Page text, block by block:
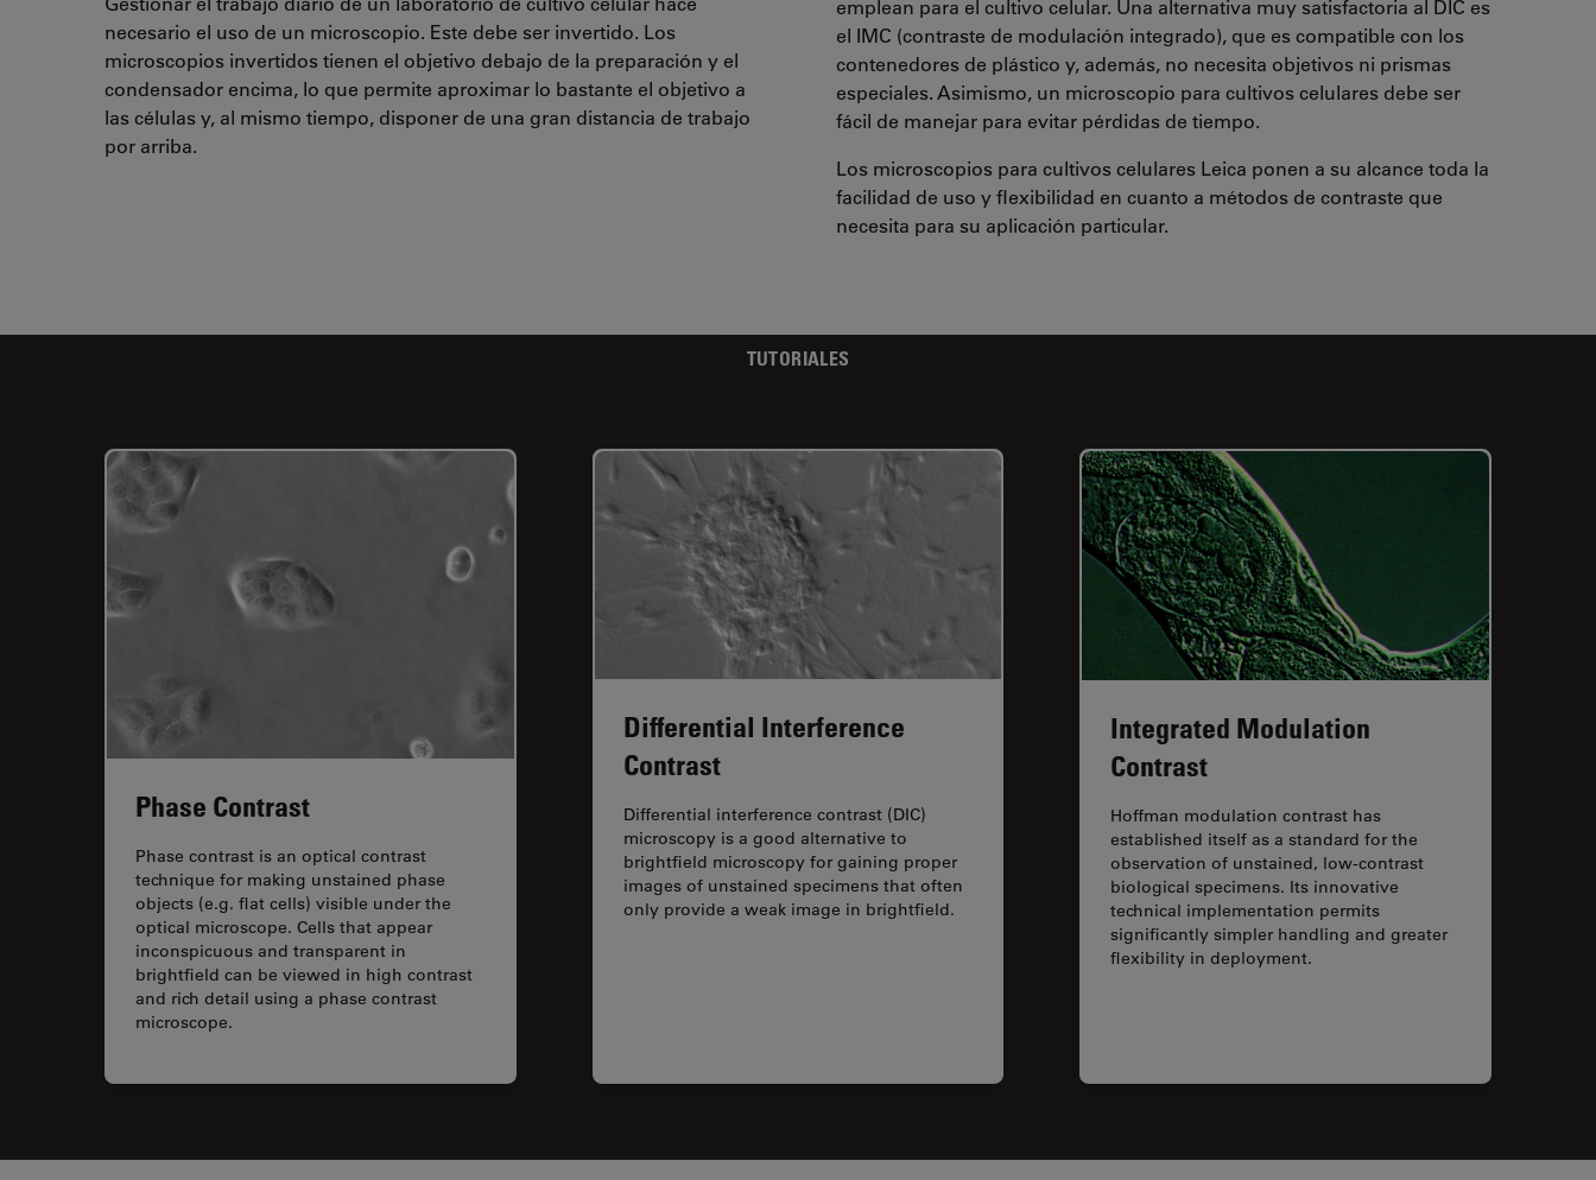
necesario el uso de un microscopio. Este debe ser invertido. Los
microscopios invertidos tienen el objetivo debajo de la preparación y el
condensador encima, lo que permite aproximar lo bastante el objetivo a
las células y, al mismo tiempo, disponer de una gran distancia de trabajo
por arriba.
emplean para el cultivo celular. Una alternativa muy satisfactoria al DIC es
el IMC (contraste de modulación integrado), que es compatible con los
contenedores de plástico y, además, no necesita objetivos ni prismas
especiales. Asimismo, un microscopio para cultivos celulares debe ser
fácil de manejar para evitar pérdidas de tiempo.
Los microscopios para cultivos celulares Leica ponen a su alcance toda la
facilidad de uso y flexibilidad en cuanto a métodos de contraste que
necesita para su aplicación particular.
TUTORIALES
Phase Contrast
Phase contrast is an optical contrast
technique for making unstained phase
objects (e.g. flat cells) visible under the
optical microscope. Cells that appear
inconspicuous and transparent in
brightfield can be viewed in high contrast
and rich detail using a phase contrast
microscope.
Differential Interference
Contrast
Differential interference contrast (DIC)
microscopy is a good alternative to
brightfield microscopy for gaining proper
images of unstained specimens that often
only provide a weak image in brightfield.
Integrated Modulation
Contrast
Hoffman modulation contrast has
established itself as a standard for the
observation of unstained, low-contrast
biological specimens. Its innovative
technical implementation permits
significantly simpler handling and greater
flexibility in deployment.